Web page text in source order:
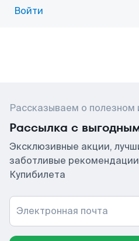
Войти
Рассказываем о полезном
Рассылка с
Эксклюзивные акции,
заботливые
Купибилета
Электронная почта